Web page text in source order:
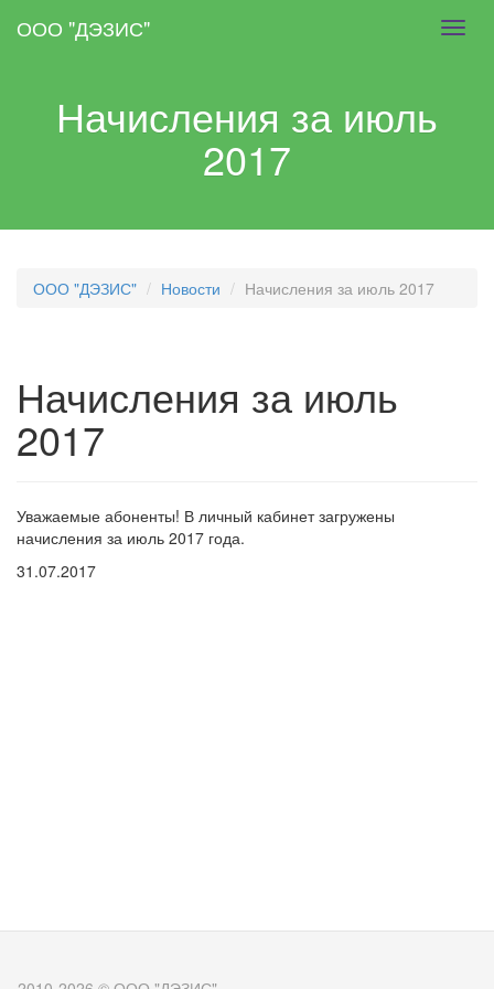
ООО "ДЭЗИС"
Начисления за июль
2017
ООО "ДЭЗИС" Новости Начисления за июль 2017
Начисления за июль
2017
Уважаемые абоненты! В личный кабинет загружены
начисления за июль 2017 года.
31.07.2017